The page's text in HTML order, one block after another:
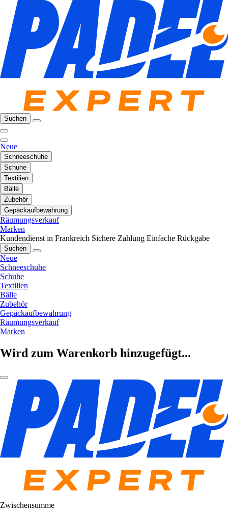
Suchen
Neue
Schneeschuhe
Schuhe
Textilien
Bälle
Zubehör
Gepäckaufbewahrung
Räumungsverkauf
Marken
Kundendienst in Frankreich Sichere Zahlung Einfache Rückgabe
Suchen
Neue
Schneeschuhe
Schuhe
Textilien
Bälle
Zubehör
Gepäckaufbewahrung
Räumungsverkauf
Marken
Wird zum Warenkorb hinzugefügt...
Zwischensumme